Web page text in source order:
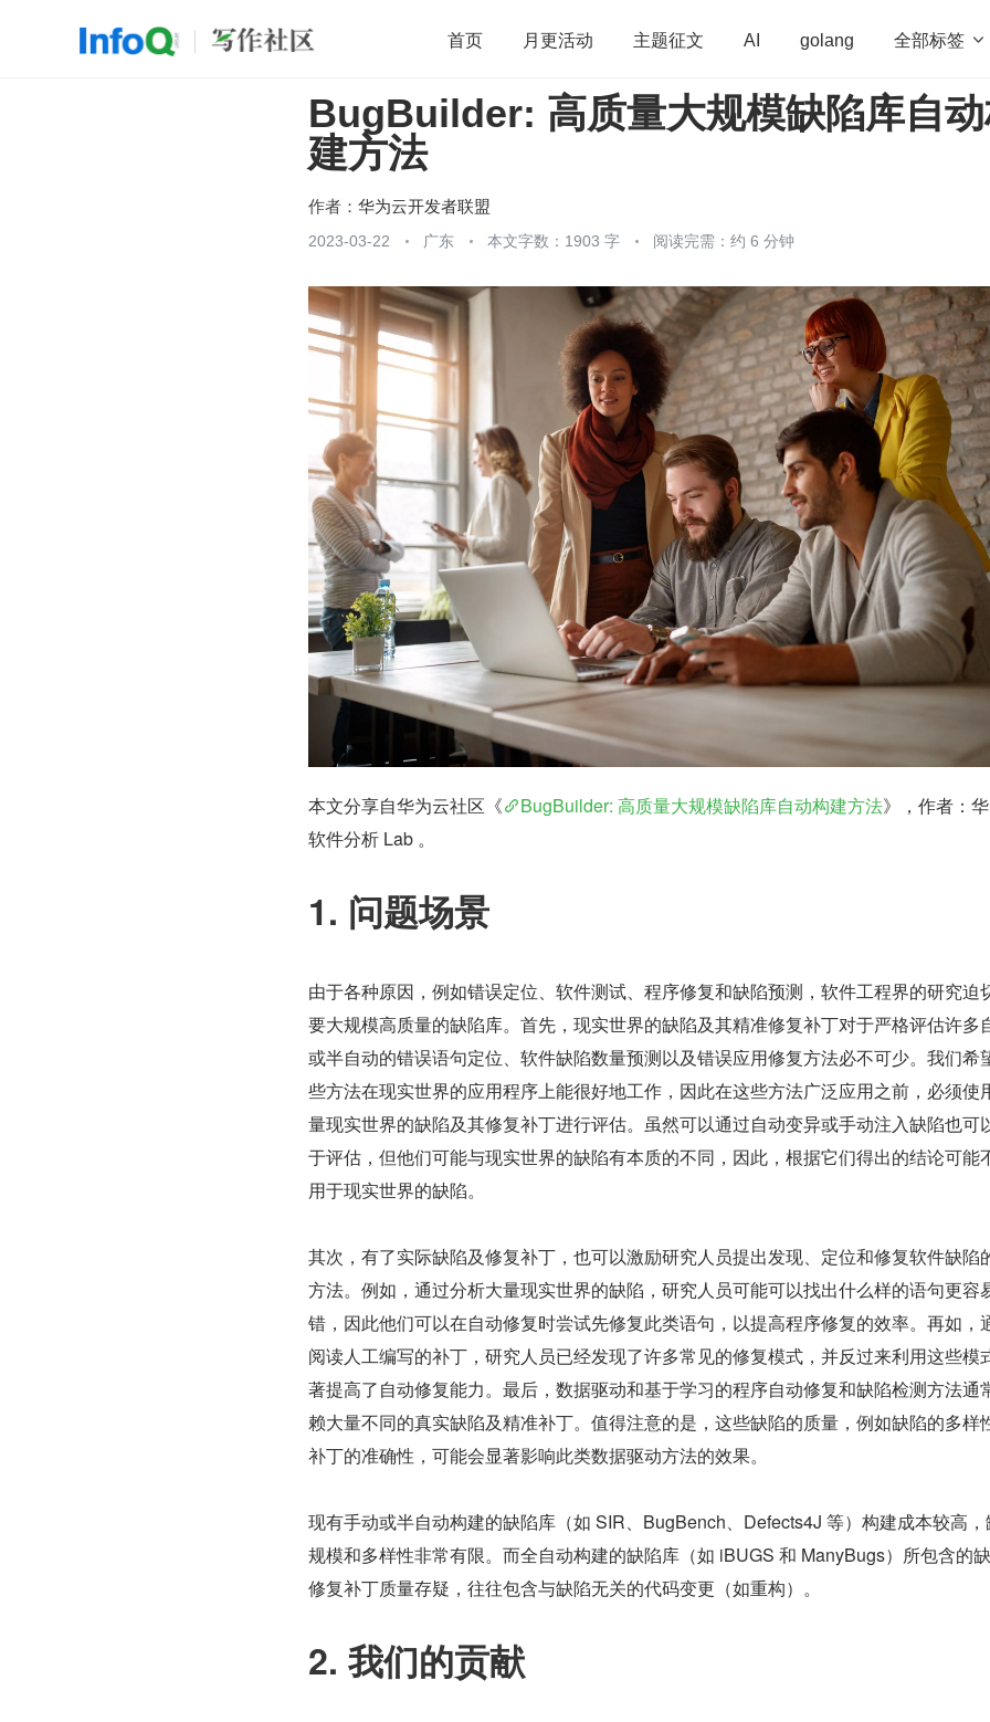
首页 月更活动 主题征文 AI golang 全部标签 
开源 架构 OpenHarmony 算法 学习方法 Web3.0 高
团队管理
BugBuilder: 高质量大规模缺陷库自
建方法
作者： 华为云开发者联盟
2023-03-22 广东 本文字数：1903 字 阅读完需：约 6 分钟
本文分享自华为云社区《 BugBuilder: 高质量大规模缺陷库自动构建方法》，作者：
软件分析 Lab 。
1. 问题场景
由于各种原因，例如错误定位、软件测试、程序修复和缺陷预测，软件工程界的研究迫
要大规模高质量的缺陷库。首先，现实世界的缺陷及其精准修复补丁对于严格评估许多
或半自动的错误语句定位、软件缺陷数量预测以及错误应用修复方法必不可少。我们希
些方法在现实世界的应用程序上能很好地工作，因此在这些方法广泛应用之前，必须使
量现实世界的缺陷及其修复补丁进行评估。虽然可以通过自动变异或手动注入缺陷也可
于评估，但他们可能与现实世界的缺陷有本质的不同，因此，根据它们得出的结论可能
用于现实世界的缺陷。
其次，有了实际缺陷及修复补丁，也可以激励研究人员提出发现、定位和修复软件缺陷
方法。例如，通过分析大量现实世界的缺陷，研究人员可能可以找出什么样的语句更容
错，因此他们可以在自动修复时尝试先修复此类语句，以提高程序修复的效率。再如，
阅读人工编写的补丁，研究人员已经发现了许多常见的修复模式，并反过来利用这些模
著提高了自动修复能力。最后，数据驱动和基于学习的程序自动修复和缺陷检测方法通
赖大量不同的真实缺陷及精准补丁。值得注意的是，这些缺陷的质量，例如缺陷的多样
补丁的准确性，可能会显著影响此类数据驱动方法的效果。
现有手动或半自动构建的缺陷库（如 SIR、BugBench、Defects4J 等）构建成本较高，
规模和多样性非常有限。而全自动构建的缺陷库（如 iBUGS 和 ManyBugs）所包含的
修复补丁质量存疑，往往包含与缺陷无关的代码变更（如重构）。
2. 我们的贡献